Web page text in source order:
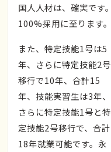
国人人材は、確実です。
100%採用に至ります。
また、特定技能1号は5
年、さらに特定技能2号
移行で10年、合計15
年、技能実習生は3年、
さらに特定技能1号と特
定技能2号移行で、合計
18年就業可能です。永